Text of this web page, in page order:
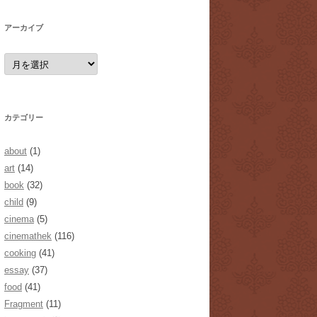
アーカイブ
ア
ー
カ
カテゴリー
about (1)
art (14)
book (32)
child (9)
cinema (5)
cinemathek (116)
cooking (41)
essay (37)
food (41)
Fragment (11)